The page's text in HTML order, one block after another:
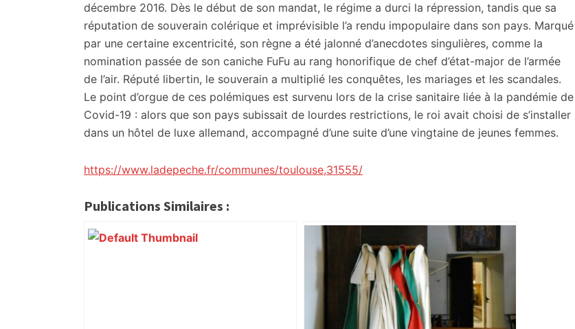
décembre 2016. Dès le début de son mandat, le régime a durci la répression, tandis que sa
réputation de souverain colérique et imprévisible l’a rendu impopulaire dans son pays. Marqué
par une certaine excentricité, son règne a été jalonné d’anecdotes singulières, comme la
nomination passée de son caniche FuFu au rang honorifique de chef d’état-major de l’armée
de l’air. Réputé libertin, le souverain a multiplié les conquêtes, les mariages et les scandales.
Le point d’orgue de ces polémiques est survenu lors de la crise sanitaire liée à la pandémie de
Covid-19 : alors que son pays subissait de lourdes restrictions, le roi avait choisi de s’installer
dans un hôtel de luxe allemand, accompagné d’une suite d’une vingtaine de jeunes femmes.
https://www.ladepeche.fr/communes/toulouse,31555/
Publications Similaires :